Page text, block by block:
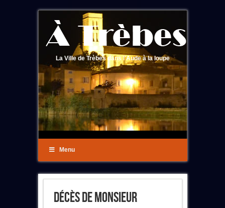
La Ville de Trèbes dans l'Aude à la loupe
Menu
Décès De Monsieur